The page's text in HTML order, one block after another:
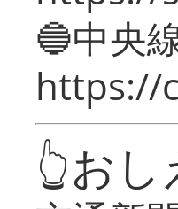
🔵中央
https://
👆お